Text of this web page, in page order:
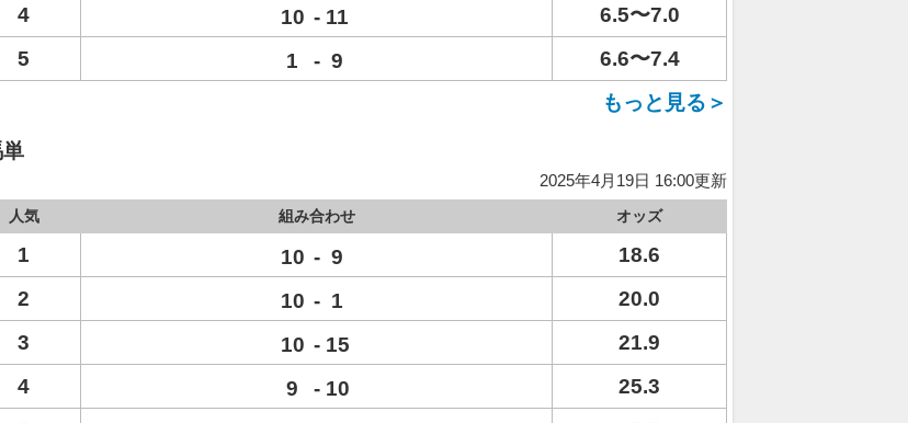
4
10 - 11
6.5〜7.0
5
1 - 9
6.6〜7.4
もっと見る＞
2025年4月19日 16:00更新
人気 組み合わせ オッズ
1 10 - 9
18.6
2
10 - 1
20.0
3
10 - 15
21.9
4
9 - 10
25.3